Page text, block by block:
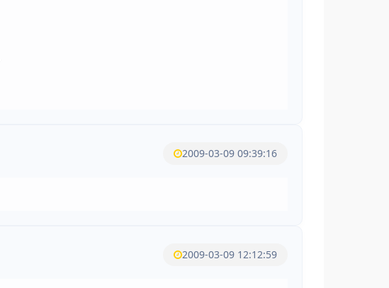
2009-03-09 09:39:16
2009-03-09 12:12:59